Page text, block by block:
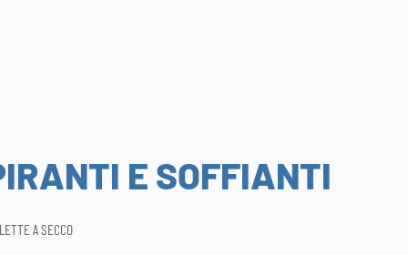
E SOFFIANTI
A SECCO